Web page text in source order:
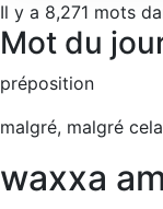
Il y a 8,271 mots
Mot du
préposition
malgré, malgré cela
waxxa